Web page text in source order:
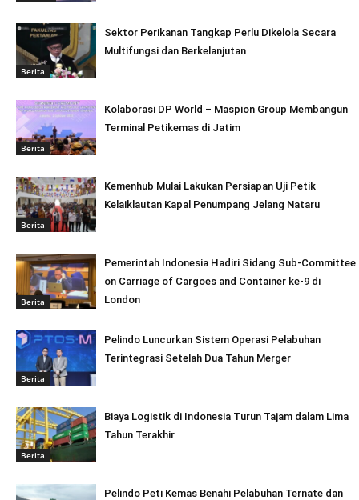
Berita
Sektor Perikanan Tangkap Perlu Dikelola Secara
Multifungsi dan Berkelanjutan
Berita
Kolaborasi DP World – Maspion Group Membangun
Terminal Petikemas di Jatim
Berita
Kemenhub Mulai Lakukan Persiapan Uji Petik
Kelaiklautan Kapal Penumpang Jelang Nataru
Berita
Pemerintah Indonesia Hadiri Sidang Sub-Committee
on Carriage of Cargoes and Container ke-9 di
London
Berita
Pelindo Luncurkan Sistem Operasi Pelabuhan
Terintegrasi Setelah Dua Tahun Merger
Berita
Biaya Logistik di Indonesia Turun Tajam dalam Lima
Tahun Terakhir
Pelindo Peti Kemas Benahi Pelabuhan Ternate dan